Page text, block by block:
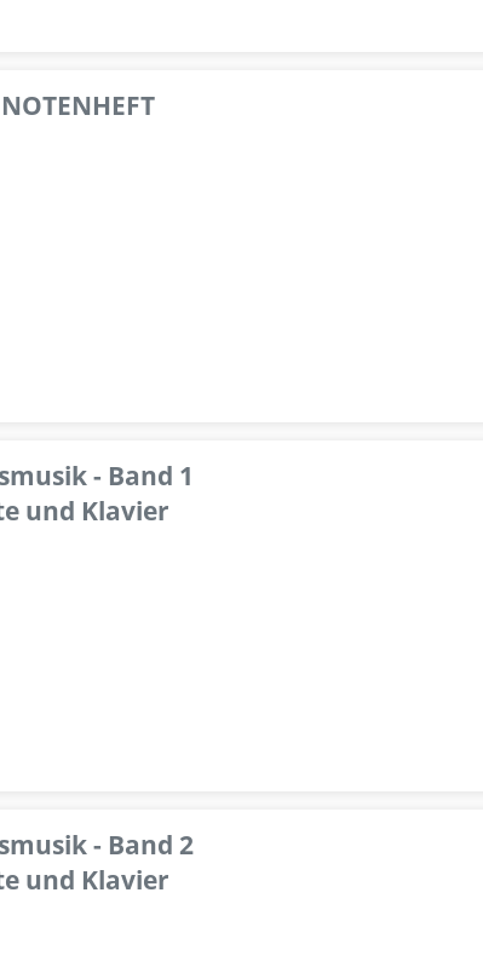
- Band 1
und Klavier
- Band 2
und Klavier